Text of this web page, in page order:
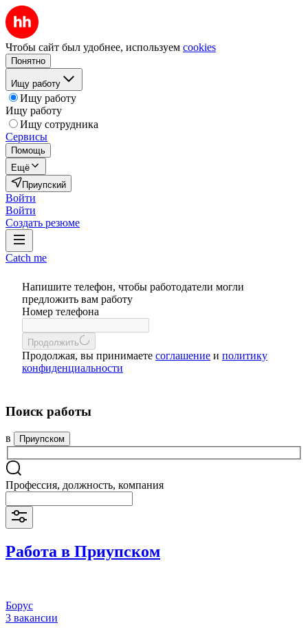
Чтобы сайт был удобнее, используем cookies
Понятно
Ищу работу
Ищу работу
Ищу работу
Ищу сотрудника
Сервисы
Помощь
Ещё
Приупский
Войти
Войти
Создать резюме
Catch me
Напишите телефон, чтобы работодатели могли
предложить вам работу
Номер телефона
Продолжить
Продолжая, вы принимаете соглашение и политику
конфиденциальности
Поиск работы
в Приупском
Профессия, должность, компания
Работа в Приупском
Борус
3 вакансии